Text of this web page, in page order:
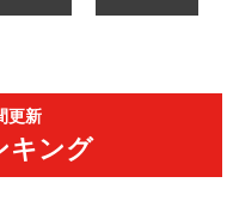
更新
キング